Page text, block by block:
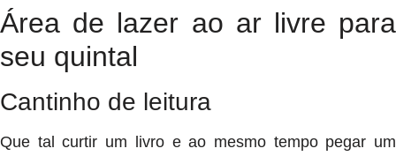
Área de lazer ao ar livre para
seu quintal
Cantinho de leitura
Que tal curtir um livro e ao mesmo tempo pegar um